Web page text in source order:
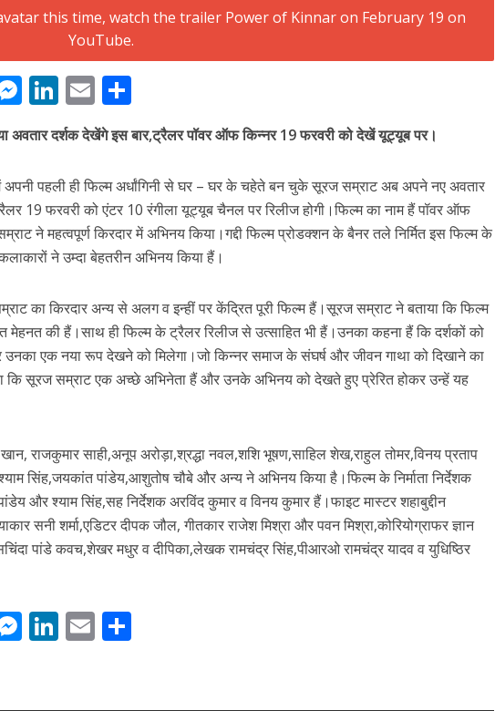
का नया बोलबम गीत तोहरे के मांगिला जानु हुआ रिलीज, दर्शकों का मिल रहा भरपूर प्यार
भोजपुरी का नया धमाकेदार गाना जल्द, दुबई की खूबसूरत लोकेशन्स पर हो रही है शूटिंग
बॉलीवुड में महाधमाका, ‘सिर्फ आपके’ की शूटिंग लखनऊ और भोपाल में हुई पूरी”
M
ss
e
n
g
er
Li
n
k
e
dI
n
E
m
ai
l
ar
e
अवतार दर्शक देखेंगे इस बार,ट्रैलर पॉवर ऑफ किन्नर 19 फरवरी को देखें यूट्यूब पर।
अपनी पहली ही फिल्म अर्धांगिनी से घर – घर के चहेते बन चुके सूरज सम्राट अब अपने नए अवतार
19 फरवरी को एंटर 10 रंगीला यूट्यूब चैनल पर रिलीज होगी।फिल्म का नाम हैं पॉवर ऑफ
ने महत्वपूर्ण किरदार में अभिनय किया।गद्दी फिल्म प्रोडक्शन के बैनर तले निर्मित इस फिल्म के
ने उम्दा बेहतरीन अभिनय किया हैं।
का किरदार अन्य से अलग व इन्हीं पर केंद्रित पूरी फिल्म हैं।सूरज सम्राट ने बताया कि फिल्म
मेहनत की हैं।साथ ही फिल्म के ट्रैलर रिलीज से उत्साहित भी हैं।उनका कहना हैं कि दर्शकों को
एक नया रूप देखने को मिलेगा।जो किन्नर समाज के संघर्ष और जीवन गाथा को दिखाने का
कि सूरज सम्राट एक अच्छे अभिनेता हैं और उनके अभिनय को देखते हुए प्रेरित होकर उन्हें यह
राजकुमार साही,अनूप अरोड़ा,श्रद्धा नवल,शशि भूषण,साहिल शेख,राहुल तोमर,विनय प्रताप
सिंह,जयकांत पांडेय,आशुतोष चौबे और अन्य ने अभिनय किया है।फिल्म के निर्माता निर्देशक
और श्याम सिंह,सह निर्देशक अरविंद कुमार व विनय कुमार हैं।फाइट मास्टर शहाबुद्दीन
सनी शर्मा,एडिटर दीपक जौल, गीतकार राजेश मिश्रा और पवन मिश्रा,कोरियोग्राफर ज्ञान
पांडे कवच,शेखर मधुर व दीपिका,लेखक रामचंद्र सिंह,पीआरओ रामचंद्र यादव व युधिष्ठिर
M Li E